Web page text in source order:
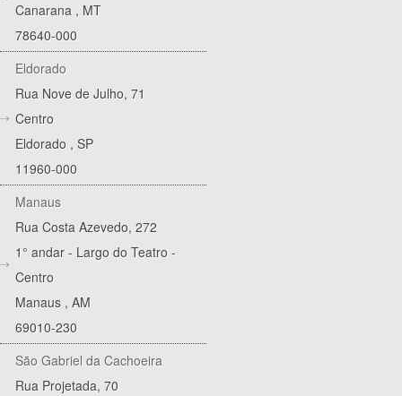
Canarana , MT
78640-000
Eldorado
Rua Nove de Julho, 71
Centro
Eldorado , SP
11960-000
Manaus
Rua Costa Azevedo, 272
1° andar - Largo do Teatro -
Centro
Manaus , AM
69010-230
São Gabriel da Cachoeira
Rua Projetada, 70